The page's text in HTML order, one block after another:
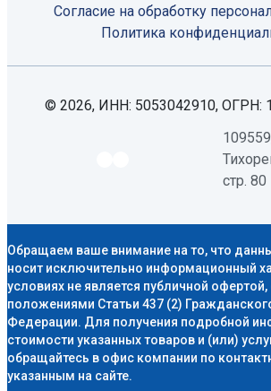
Согласие на обработку
Политикa
© 2026, ИНН: 5053042910, ОГРН:
стр. 80
Обращаем ваше внимание на то, что
носит исключительно информационный
условиях не является публичной
положениями Статьи 437 (2)
Федерации. Для получения подробной
стоимости указанных товаров и (или)
обращайтесь в офис компании по
указанным на сайте.